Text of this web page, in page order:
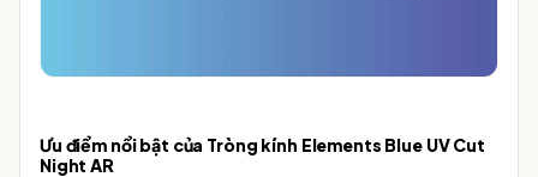
Ưu điểm nổi bật của Tròng kính Elements Blue UV Cut
Night AR